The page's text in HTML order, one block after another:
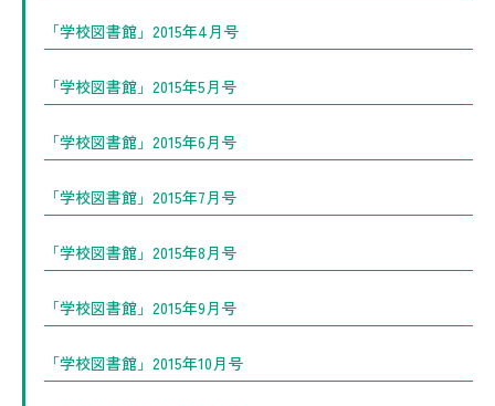
「学校図書館」2015年4月号
「学校図書館」2015年5月号
「学校図書館」2015年6月号
「学校図書館」2015年7月号
「学校図書館」2015年8月号
「学校図書館」2015年9月号
「学校図書館」2015年10月号